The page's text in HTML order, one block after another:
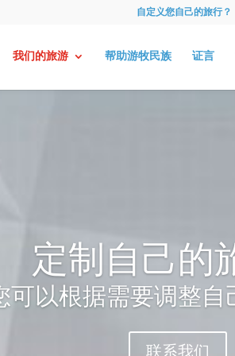
自定义您自己的旅行？
我们的旅游 帮助游牧民族 证言
定制自己的
可以根据需要调整自
联系我们